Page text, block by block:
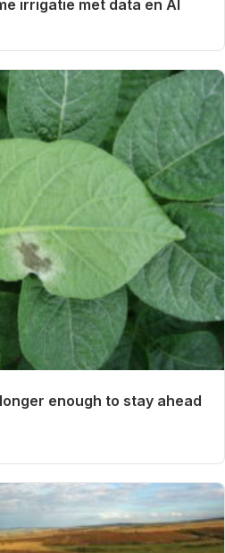
irrigatie met data en AI
enough to stay ahead